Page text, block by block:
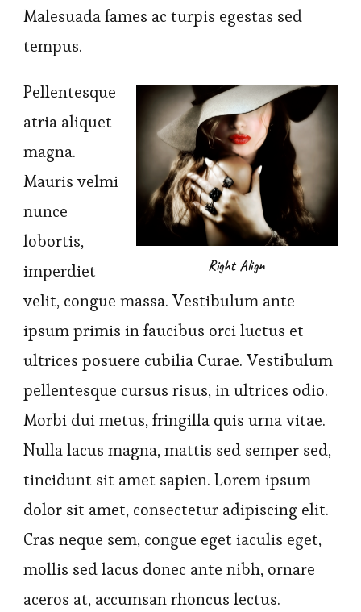
Malesuada fames ac turpis egestas sed
tempus.
Right Align
Pellentesque
atria aliquet
magna.
Mauris velmi
nunce
lobortis,
imperdiet
velit, congue massa. Vestibulum ante
ipsum primis in faucibus orci luctus et
ultrices posuere cubilia Curae. Vestibulum
pellentesque cursus risus, in ultrices odio.
Morbi dui metus, fringilla quis urna vitae.
Nulla lacus magna, mattis sed semper sed,
tincidunt sit amet sapien. Lorem ipsum
dolor sit amet, consectetur adipiscing elit.
Cras neque sem, congue eget iaculis eget,
mollis sed lacus donec ante nibh, ornare
aceros at, accumsan rhoncus lectus.